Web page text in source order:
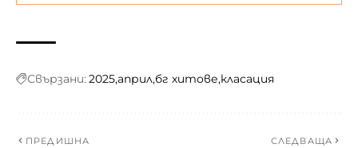
Свързани: 2025април бг хитове класация
ПРЕДИШНА СЛЕДВАЩА